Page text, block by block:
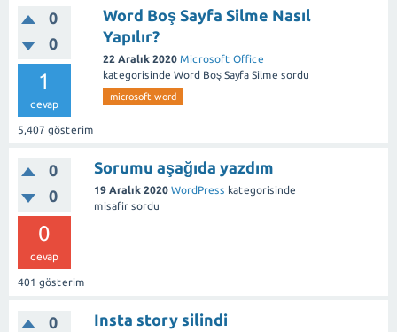
0
0
1
cevap
5,407 gösterim
Word Boş Sayfa Silme Nasıl
Yapılır?
22 Aralık 2020 Microsoft Office
kategorisinde Word Boş Sayfa Silme sordu
microsoft word
0
0
0
cevap
401 gösterim
Sorumu aşağıda yazdım
19 Aralık 2020 WordPress kategorisinde
misafir sordu
0
Insta story silindi